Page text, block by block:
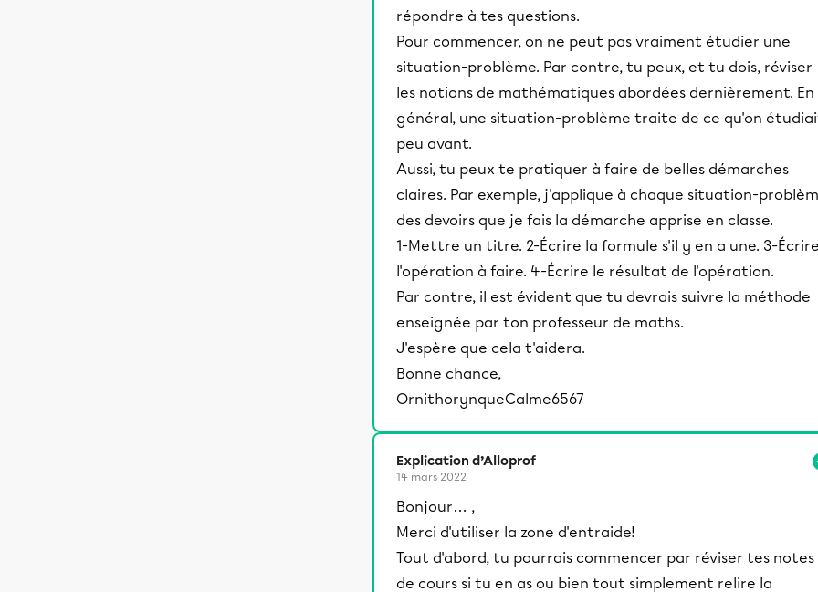
répondre à tes questions.
Pour commencer, on ne peut pas vraiment étudier une
situation-problème. Par contre, tu peux, et tu dois, réviser
les notions de mathématiques abordées dernièrement. En
général, une situation-problème traite de ce qu'on
peu avant.
Aussi, tu peux te pratiquer à faire de belles démarches
claires. Par exemple, j'applique à chaque situation-
des devoirs que je fais la démarche apprise en classe.
1-Mettre un titre. 2-Écrire la formule s'il y en a une. 3-
l'opération à faire. 4-Écrire le résultat de l'opération.
Par contre, il est évident que tu devrais suivre la méthode
enseignée par ton professeur de maths.
J'espère que cela t'aidera.
Bonne chance,
OrnithorynqueCalme6567
Explication d’Alloprof
14 mars 2022
Bonjour… ,
Merci d'utiliser la zone d'entraide!
Tout d'abord, tu pourrais commencer par réviser tes notes
de cours si tu en as ou bien tout simplement relire la